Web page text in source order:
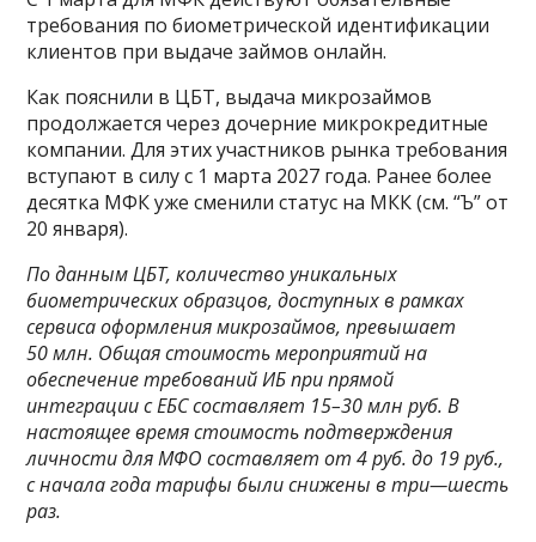
требования по биометрической идентификации
клиентов при выдаче займов онлайн.
Как пояснили в ЦБТ, выдача микрозаймов
продолжается через дочерние микрокредитные
компании. Для этих участников рынка требования
вступают в силу с 1 марта 2027 года. Ранее более
десятка МФК уже сменили статус на МКК (см. “Ъ” от
20 января).
По данным ЦБТ, количество уникальных
биометрических образцов, доступных в рамках
сервиса оформления микрозаймов, превышает
50 млн. Общая стоимость мероприятий на
обеспечение требований ИБ при прямой
интеграции с ЕБС составляет 15–30 млн руб. В
настоящее время стоимость подтверждения
личности для МФО составляет от 4 руб. до 19 руб.,
с начала года тарифы были снижены в три—шесть
раз.